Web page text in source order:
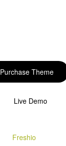
Purchase Theme
Live Demo
Freshio